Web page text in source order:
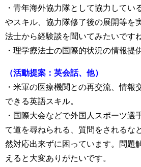
・青年海外協力隊として協力してい
やスキル、協力隊修了後の展開等を
法士から経験談を聞いてみたいです
・理学療法士の国際的状況の情報提
（活動提案：英会話、他）
・米軍の医療機関との再交流、情報
できる英語スキル。
・国際大会などで外国人スポーツ選
て道を尋ねられる、質問をされるな
然対応出来ずに困っています。問題
えると大変ありがたいです。